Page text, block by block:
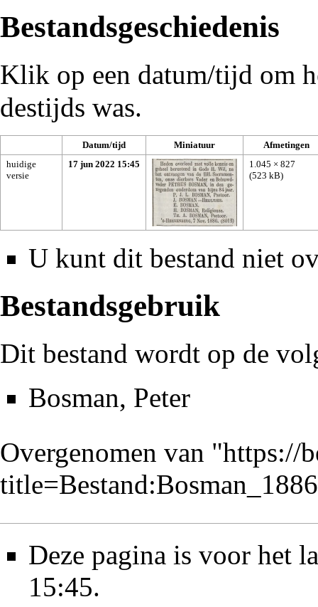
Bestandsgeschiedenis
Klik op een datum/tijd om
destijds was.
Datum/tijd Miniatuur
Afmetingen
huidige
versie
17 jun 2022 15:45
1.045 × 827
(523 kB)
U kunt dit bestand niet
Bestandsgebruik
Dit bestand wordt op de
Bosman, Peter
Overgenomen van "https://
Deze pagina is voor het
15:45.